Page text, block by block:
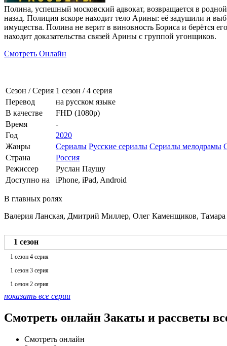
Полина, успешный московский адвокат, возвращается в
назад. Полиция вскоре находит тело Арины: её задушили и
имущества. Полина не верит в виновность Бориса и берётся
находит доказательства связей Арины с группой угонщиков.
Смотреть Онлайн
Сезон / Серия 1 сезон /4 серия
Перевод
на русском языке
В качестве
FHD (1080p)
Время
-
Год
2020
Жанры
Сериалы Русские сериалы Сериалы мелодрамы
Страна
Россия
Режиссер
Руслан Паушу
Доступно на
iPhone, iPad, Android
В главных ролях
Валерия Ланская, Дмитрий Миллер, Олег Каменщиков,
1 сезон
1 сезон 4 серия
1 сезон 3 серия
1 сезон 2 серия
показать все серии
Смотреть онлайн Закаты и рассветы
Смотреть онлайн